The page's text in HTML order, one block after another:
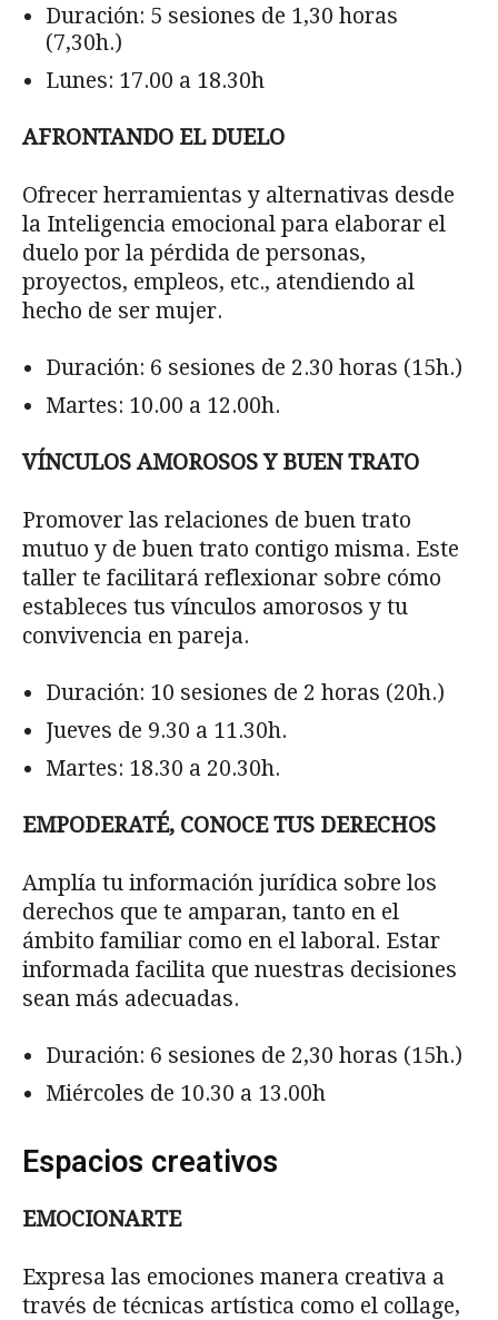
Duración: 5 sesiones de 1,30 horas
(7,30h.)
Lunes: 17.00 a 18.30h
AFRONTANDO EL DUELO
Ofrecer herramientas y alternativas desde
la Inteligencia emocional para elaborar el
duelo por la pérdida de personas,
proyectos, empleos, etc., atendiendo al
hecho de ser mujer.
Duración: 6 sesiones de 2.30 horas (15h.)
Martes: 10.00 a 12.00h.
VÍNCULOS AMOROSOS Y BUEN TRATO
Promover las relaciones de buen trato
mutuo y de buen trato contigo misma. Este
taller te facilitará reflexionar sobre cómo
estableces tus vínculos amorosos y tu
convivencia en pareja.
Duración: 10 sesiones de 2 horas (20h.)
Jueves de 9.30 a 11.30h.
Martes: 18.30 a 20.30h.
EMPODERATÉ, CONOCE TUS DERECHOS
Amplía tu información jurídica sobre los
derechos que te amparan, tanto en el
ámbito familiar como en el laboral. Estar
informada facilita que nuestras decisiones
sean más adecuadas.
Duración: 6 sesiones de 2,30 horas (15h.)
Miércoles de 10.30 a 13.00h
Espacios creativos
EMOCIONARTE
Expresa las emociones manera creativa a
través de técnicas artística como el collage,